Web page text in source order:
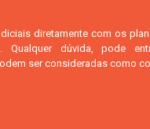
diretamente com os
Qualquer dúvida, pode
ser consideradas como